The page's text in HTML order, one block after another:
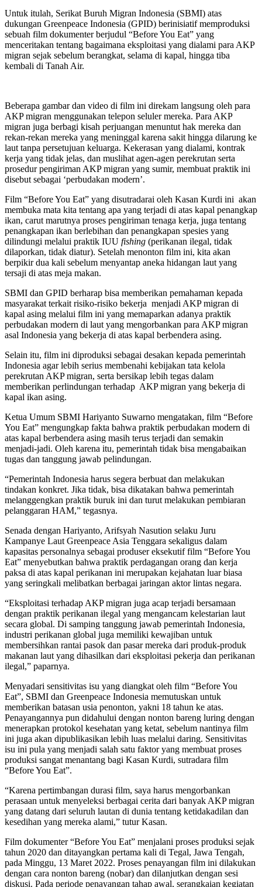
Untuk itulah, Serikat Buruh Migran Indonesia (SBMI) atas
dukungan Greenpeace Indonesia (GPID) berinisiatif memproduksi
sebuah film dokumenter berjudul “Before You Eat” yang
menceritakan tentang bagaimana eksploitasi yang dialami para AKP
migran sejak sebelum berangkat, selama di kapal, hingga tiba
kembali di Tanah Air.
Beberapa gambar dan video di film ini direkam langsung oleh para
AKP migran menggunakan telepon seluler mereka. Para AKP
migran juga berbagi kisah perjuangan menuntut hak mereka dan
rekan-rekan mereka yang meninggal karena sakit hingga dilarung ke
laut tanpa persetujuan keluarga. Kekerasan yang dialami, kontrak
kerja yang tidak jelas, dan muslihat agen-agen perekrutan serta
prosedur pengiriman AKP migran yang sumir, membuat praktik ini
disebut sebagai ‘perbudakan modern’.
Film “Before You Eat” yang disutradarai oleh Kasan Kurdi ini akan
membuka mata kita tentang apa yang terjadi di atas kapal penangkap
ikan, carut marutnya proses pengiriman tenaga kerja, juga tentang
penangkapan ikan berlebihan dan penangkapan spesies yang
dilindungi melalui praktik IUU fishing (perikanan ilegal, tidak
dilaporkan, tidak diatur). Setelah menonton film ini, kita akan
berpikir dua kali sebelum menyantap aneka hidangan laut yang
tersaji di atas meja makan.
SBMI dan GPID berharap bisa memberikan pemahaman kepada
masyarakat terkait risiko-risiko bekerja menjadi AKP migran di
kapal asing melalui film ini yang memaparkan adanya praktik
perbudakan modern di laut yang mengorbankan para AKP migran
asal Indonesia yang bekerja di atas kapal berbendera asing.
Selain itu, film ini diproduksi sebagai desakan kepada pemerintah
Indonesia agar lebih serius membenahi kebijakan tata kelola
perekrutan AKP migran, serta bersikap lebih tegas dalam
memberikan perlindungan terhadap AKP migran yang bekerja di
kapal ikan asing.
Ketua Umum SBMI Hariyanto Suwarno mengatakan, film “Before
You Eat” mengungkap fakta bahwa praktik perbudakan modern di
atas kapal berbendera asing masih terus terjadi dan semakin
menjadi-jadi. Oleh karena itu, pemerintah tidak bisa mengabaikan
tugas dan tanggung jawab pelindungan.
“Pemerintah Indonesia harus segera berbuat dan melakukan
tindakan konkret. Jika tidak, bisa dikatakan bahwa pemerintah
melanggengkan praktik buruk ini dan turut melakukan pembiaran
pelanggaran HAM,” tegasnya.
Senada dengan Hariyanto, Arifsyah Nasution selaku Juru
Kampanye Laut Greenpeace Asia Tenggara sekaligus dalam
kapasitas personalnya sebagai produser eksekutif film “Before You
Eat” menyebutkan bahwa praktik perdagangan orang dan kerja
paksa di atas kapal perikanan ini merupakan kejahatan luar biasa
yang seringkali melibatkan berbagai jaringan aktor lintas negara.
“Eksploitasi terhadap AKP migran juga acap terjadi bersamaan
dengan praktik perikanan ilegal yang mengancam kelestarian laut
secara global. Di samping tanggung jawab pemerintah Indonesia,
industri perikanan global juga memiliki kewajiban untuk
membersihkan rantai pasok dan pasar mereka dari produk-produk
makanan laut yang dihasilkan dari eksploitasi pekerja dan perikanan
ilegal,” paparnya.
Menyadari sensitivitas isu yang diangkat oleh film “Before You
Eat”, SBMI dan Greenpeace Indonesia memutuskan untuk
memberikan batasan usia penonton, yakni 18 tahun ke atas.
Penayangannya pun didahului dengan nonton bareng luring dengan
menerapkan protokol kesehatan yang ketat, sebelum nantinya film
ini juga akan dipublikasikan lebih luas melalui daring. Sensitivitas
isu ini pula yang menjadi salah satu faktor yang membuat proses
produksi sangat menantang bagi Kasan Kurdi, sutradara film
“Before You Eat”.
“Karena pertimbangan durasi film, saya harus mengorbankan
perasaan untuk menyeleksi berbagai cerita dari banyak AKP migran
yang datang dari seluruh lautan di dunia tentang ketidakadilan dan
kesedihan yang mereka alami,” tutur Kasan.
Film dokumenter “Before You Eat” menjalani proses produksi sejak
tahun 2020 dan ditayangkan pertama kali di Tegal, Jawa Tengah,
pada Minggu, 13 Maret 2022. Proses penayangan film ini dilakukan
dengan cara nonton bareng (nobar) dan dilanjutkan dengan sesi
diskusi. Pada periode penayangan tahap awal, serangkaian kegiatan